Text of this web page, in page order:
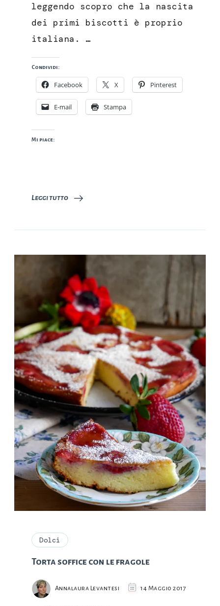
leggendo scopro che la nascita
dei primi biscotti è proprio
italiana. …
Condividi:
Facebook X Pinterest
E-mail Stampa
Mi piace:
Leggi tutto
Dolci
Torta soffice con le fragole
Annalaura Levantesi 14 Maggio 2017